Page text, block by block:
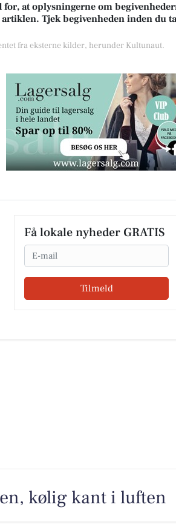
for, at oplysningerne om
Tjek begivenheden inden du
fra eksterne kilder, herunder Kultunaut.
Få lokale nyheder GRATIS
Email
Tilmeld
kølig kant i luften